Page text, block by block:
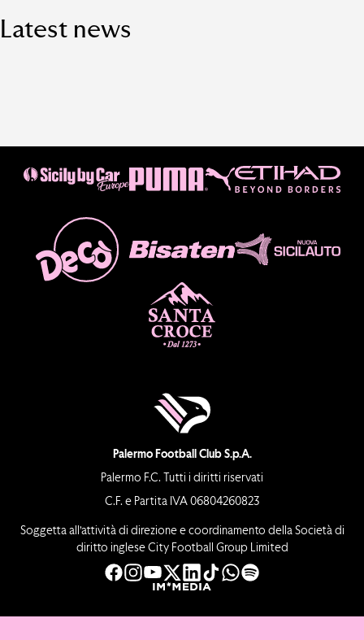
Latest news
Palermo Football Club S.p.A.
Palermo F.C. Tutti i diritti riservati
C.F. e Partita IVA 06804260823
Soggetta all’attività di direzione e coordinamento della Società di
diritto inglese City Football Group Limited